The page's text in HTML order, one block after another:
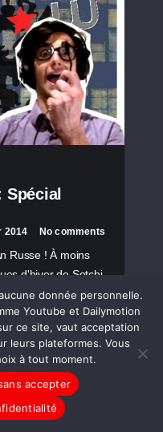
Spécial
2014 No comments
Russe ! À moins
d'hiver de Sotchi
Bowow vous
une traversée
donnée personnelle.
Youtube et Dailymotion
ce site, vaut acceptation
leurs plateformes. Vous
à tout moment.
accepter